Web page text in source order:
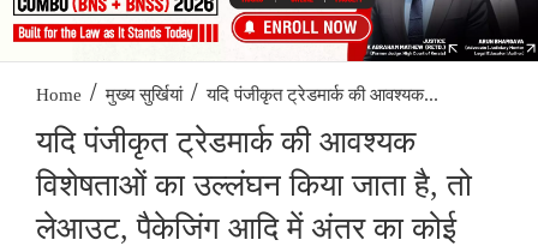
Home / मुख्य सुर्खियां / यदि पंजीकृत ट्रेडमार्क की आवश्यक...
यदि पंजीकृत ट्रेडमार्क की आवश्यक
विशेषताओं का उल्लंघन किया जाता है, तो
लेआउट, पैकेजिंग आदि में अंतर का कोई